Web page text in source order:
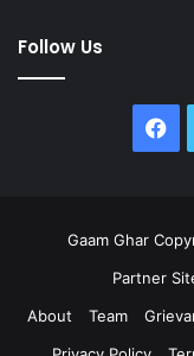
Follow Us
Gaam Ghar
Partner
About
Team